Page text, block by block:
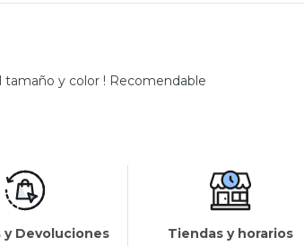
y color ! Recomendable
y Devoluciones Tiendas y horarios